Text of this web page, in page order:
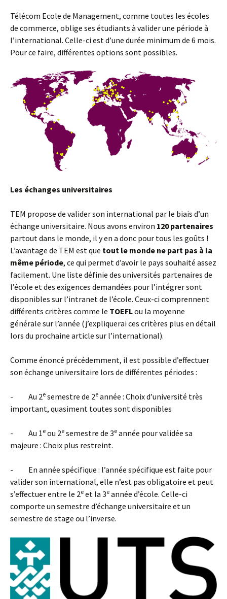
Télécom Ecole de Management, comme toutes les écoles
de commerce, oblige ses étudiants à valider une période à
l’international. Celle-ci est d’une durée minimum de 6 mois.
Pour ce faire, différentes options sont possibles.
Les échanges universitaires
TEM propose de valider son international par le biais d’un
échange universitaire. Nous avons environ 120 partenaires
partout dans le monde, il y en a donc pour tous les goûts !
L’avantage de TEM est que tout le monde ne part pas à la
même période, ce qui permet d’avoir le pays souhaité assez
facilement. Une liste définie des universités partenaires de
l’école et des exigences demandées pour l’intégrer sont
disponibles sur l’intranet de l’école. Ceux-ci comprennent
différents critères comme le TOEFLou la moyenne
générale sur l’année (j’expliquerai ces critères plus en détail
lors du prochaine article sur l’international).
Comme énoncé précédemment, il est possible d’effectuer
son échange universitaire lors de différentes périodes :
- Au 2e semestre de 2e année : Choix d’université très
important, quasiment toutes sont disponibles
- Au 1e ou 2e semestre de 3e année pour validée sa
majeure : Choix plus restreint.
- En année spécifique : l’année spécifique est faite pour
valider son international, elle n’est pas obligatoire et peut
s’effectuer entre le 2e et la 3e année d’école. Celle-ci
comporte un semestre d’échange universitaire et un
semestre de stage ou l’inverse.